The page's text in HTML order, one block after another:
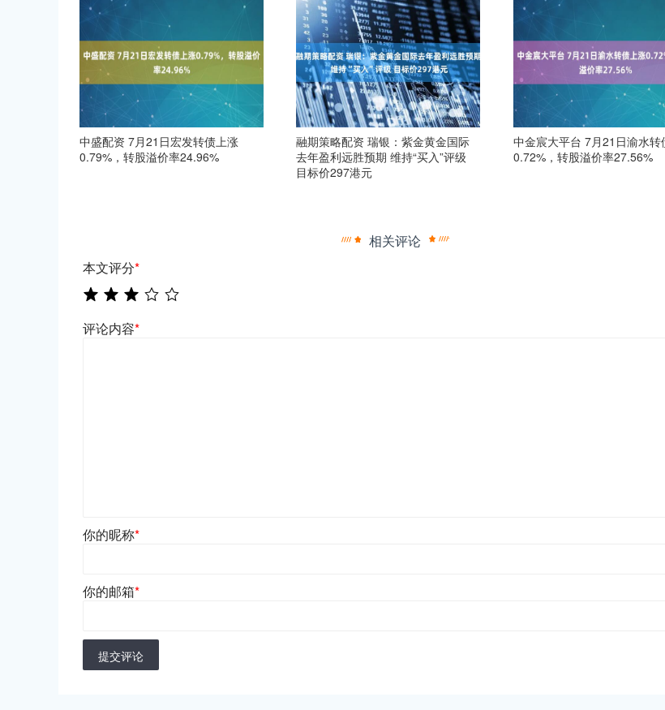
中盛配资 7月21日宏发转债上涨
0.79%，转股溢价率24.96%
融期策略配资 瑞银：紫金黄金国际
去年盈利远胜预期 维持“买入”评级
目标价297港元
中金宸大平台 7月21日渝水转
0.72%，转股溢价率27.56%
相关评论
本文评分*
评论内容*
你的昵称*
你的邮箱*
提交评论